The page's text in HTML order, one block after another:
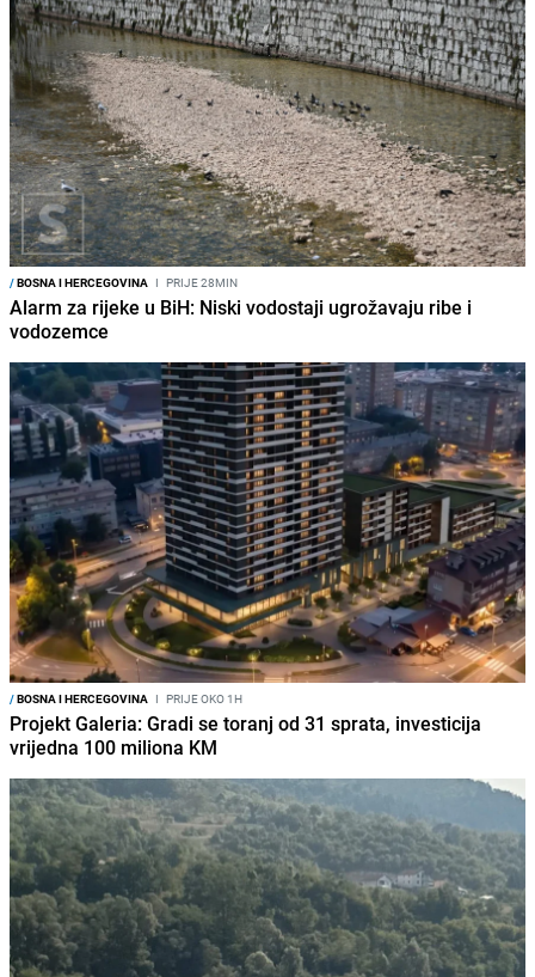
/BOSNA I HERCEGOVINA I PRIJE 28MIN
Alarm za rijeke u BiH: Niski vodostaji ugrožavaju ribe i
vodozemce
/BOSNA I HERCEGOVINA I PRIJE OKO 1H
Projekt Galeria: Gradi se toranj od 31 sprata, investicija
vrijedna 100 miliona KM